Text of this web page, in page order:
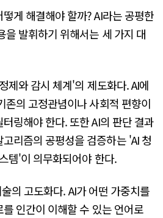
게 해결해야 할까? AI라는 공평한
을 발휘하기 위해서는 세 가지 대
제와 감시 체계'의 제도화다. AI에
존의 고정관념이나 사회적 편향이
링해야 한다. 또한 AI의 판단 결과
리즘의 공평성을 검증하는 'AI 청
템'이 의무화되어야 한다.
의 고도화다. AI가 어떤 가중치를
인간이 이해할 수 있는 언어로